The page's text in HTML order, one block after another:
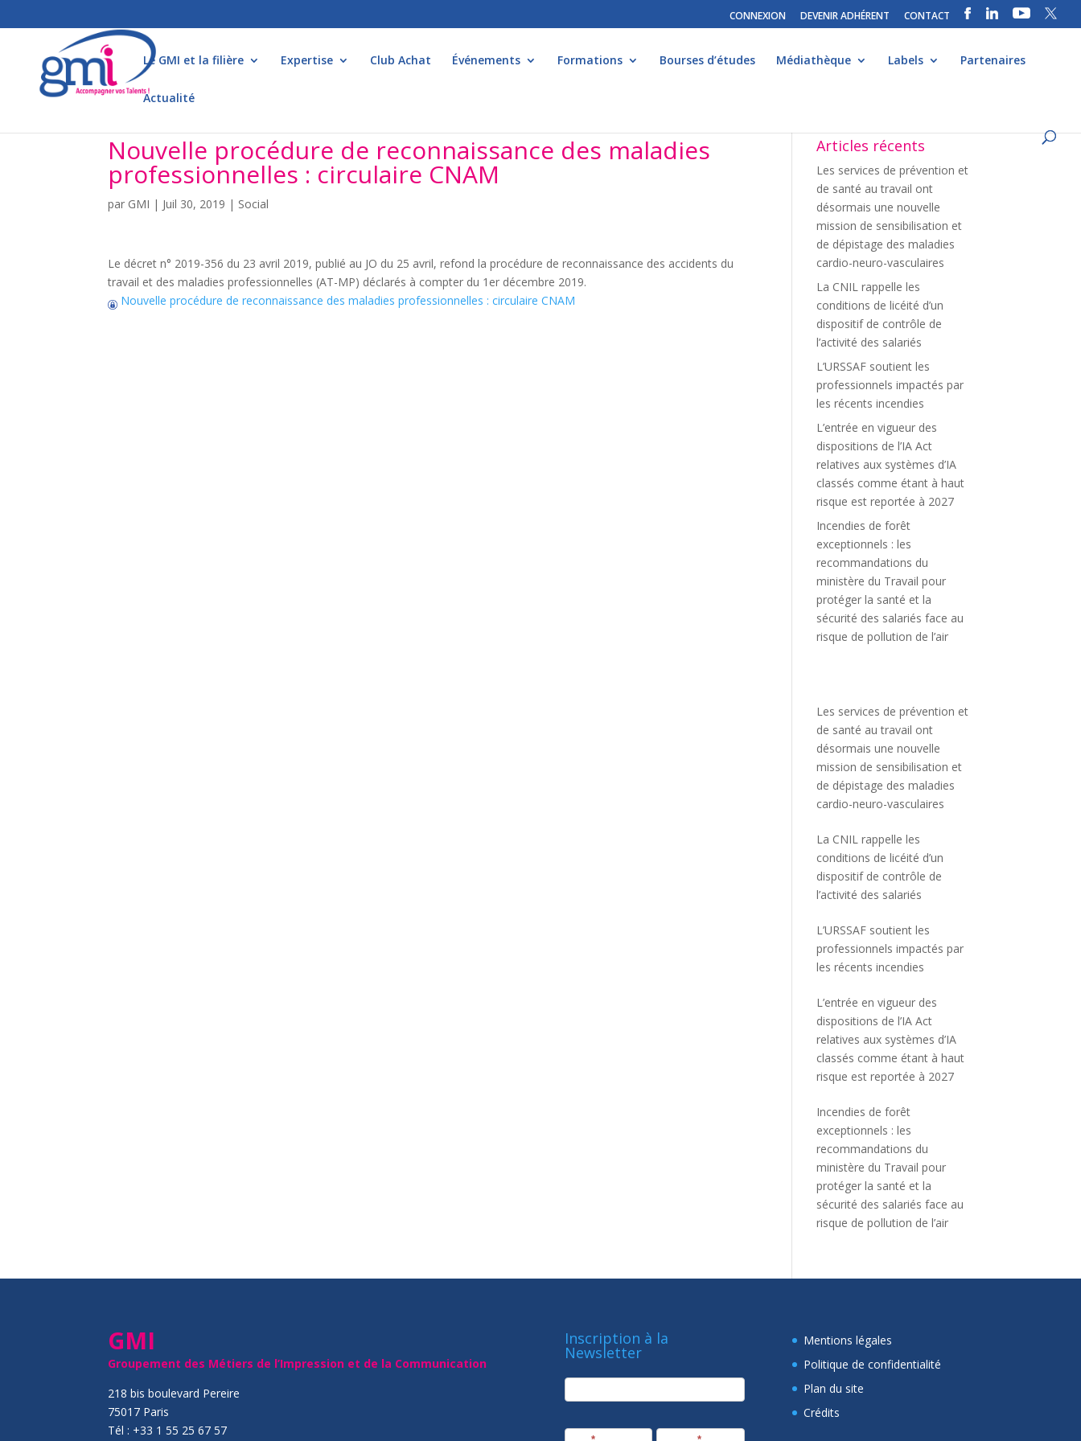
CONNEXION DEVENIR ADHÉRENT CONTACT
Le GMI et la filière Expertise Club Achat Événements Formations Bourses d’études Médiathèque Labels Partenaires
Actualité
Nouvelle procédure de reconnaissance des maladies
professionnelles : circulaire CNAM
par GMI | Juil 30, 2019 | Social
Le décret n° 2019-356 du 23 avril 2019, publié au JO du 25 avril, refond la procédure de reconnaissance des accidents du
travail et des maladies professionnelles (AT-MP) déclarés à compter du 1er décembre 2019.
Nouvelle procédure de reconnaissance des maladies professionnelles : circulaire CNAM
Articles récents
Les services de prévention et
de santé au travail ont
désormais une nouvelle
mission de sensibilisation et
de dépistage des maladies
cardio-neuro-vasculaires
La CNIL rappelle les
conditions de licéité d’un
dispositif de contrôle de
l’activité des salariés
L’URSSAF soutient les
professionnels impactés par
les récents incendies
L’entrée en vigueur des
dispositions de l’IA Act
relatives aux systèmes d’IA
classés comme étant à haut
risque est reportée à 2027
Incendies de forêt
exceptionnels : les
recommandations du
ministère du Travail pour
protéger la santé et la
sécurité des salariés face au
risque de pollution de l’air
Les services de prévention et
de santé au travail ont
désormais une nouvelle
mission de sensibilisation et
de dépistage des maladies
cardio-neuro-vasculaires
La CNIL rappelle les
conditions de licéité d’un
dispositif de contrôle de
l’activité des salariés
L’URSSAF soutient les
professionnels impactés par
les récents incendies
L’entrée en vigueur des
dispositions de l’IA Act
relatives aux systèmes d’IA
classés comme étant à haut
risque est reportée à 2027
Incendies de forêt
exceptionnels : les
recommandations du
ministère du Travail pour
protéger la santé et la
sécurité des salariés face au
risque de pollution de l’air
GMI
Groupement des Métiers de l’Impression et de la Communication
218 bis boulevard Pereire
75017 Paris
Tél : +33 1 55 25 67 57
Inscription à la
Newsletter
newsletter
Mentions légales
Politique de confidentialité
Plan du site
Crédits